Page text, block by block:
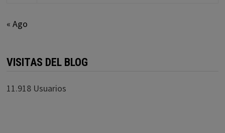
« Ago
VISITAS DEL BLOG
11.918 Usuarios